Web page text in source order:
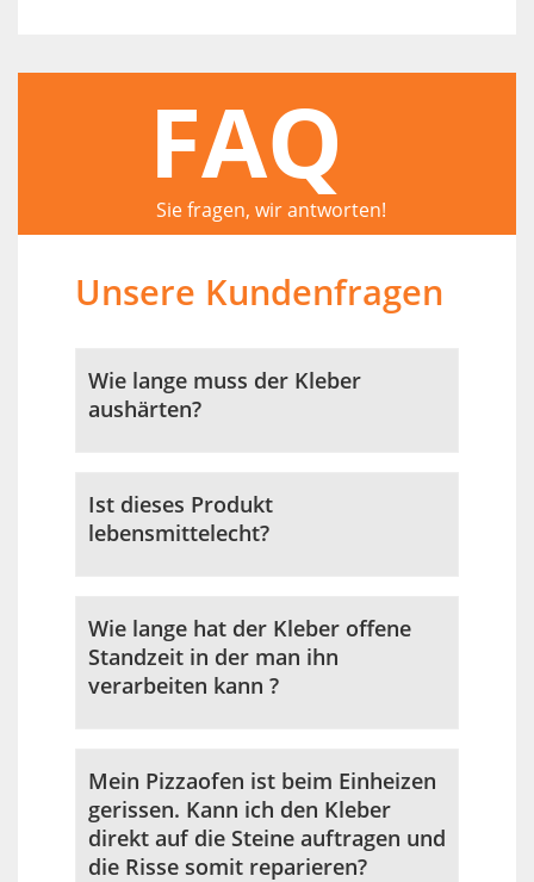
FAQ
Sie fragen, wir antworten!
Unsere Kundenfragen
Wie lange muss der Kleber
aushärten?
Ist dieses Produkt
lebensmittelecht?
Wie lange hat der Kleber offene
Standzeit in der man ihn
verarbeiten kann ?
Mein Pizzaofen ist beim Einheizen
gerissen. Kann ich den Kleber
direkt auf die Steine auftragen und
die Risse somit reparieren?